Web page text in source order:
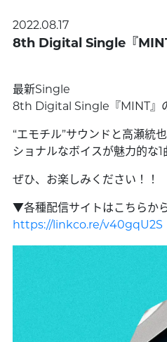
2022.08.17
8th Digital Single『MINT
最新Single
8th Digital Single『MINT』
“エモチル”サウンドと高瀬統
ショナルなボイスが魅力的な1
ぜひ、お楽しみください！！
▼各種配信サイトはこちらか
https://linkco.re/v40gqU2S